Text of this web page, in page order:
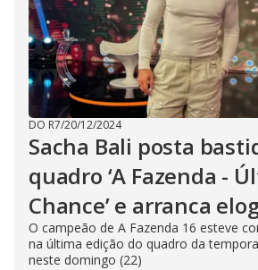
DO R7/20/12/2024
Sacha Bali posta
quadro ‘A Fazenda -
Chance’ e arranca
O campeão de A Fazenda 16 esteve
na última edição do quadro da
neste domingo (22)